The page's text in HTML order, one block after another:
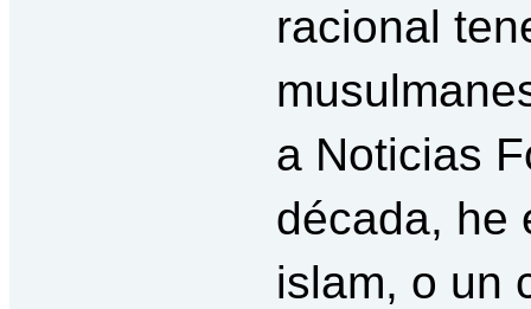
racional
a Noticias
década, he
islam, o un